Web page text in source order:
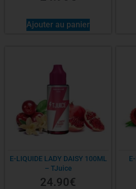
Ajouter au panier
E-LIQUIDE LADY DAISY 100ML
– TJuice
24.90€